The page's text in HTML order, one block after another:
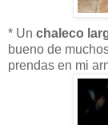
* Un chaleco
bueno de
prendas en mi